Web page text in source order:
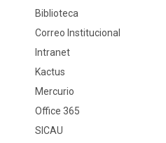
Biblioteca
Correo Institucional
Intranet
Kactus
Mercurio
Office 365
SICAU